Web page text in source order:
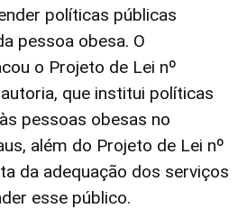
políticas públicas
pessoa obesa. O
o Projeto de Lei nº
que institui políticas
pessoas obesas no
além do Projeto de Lei nº
da adequação dos serviços
esse público.